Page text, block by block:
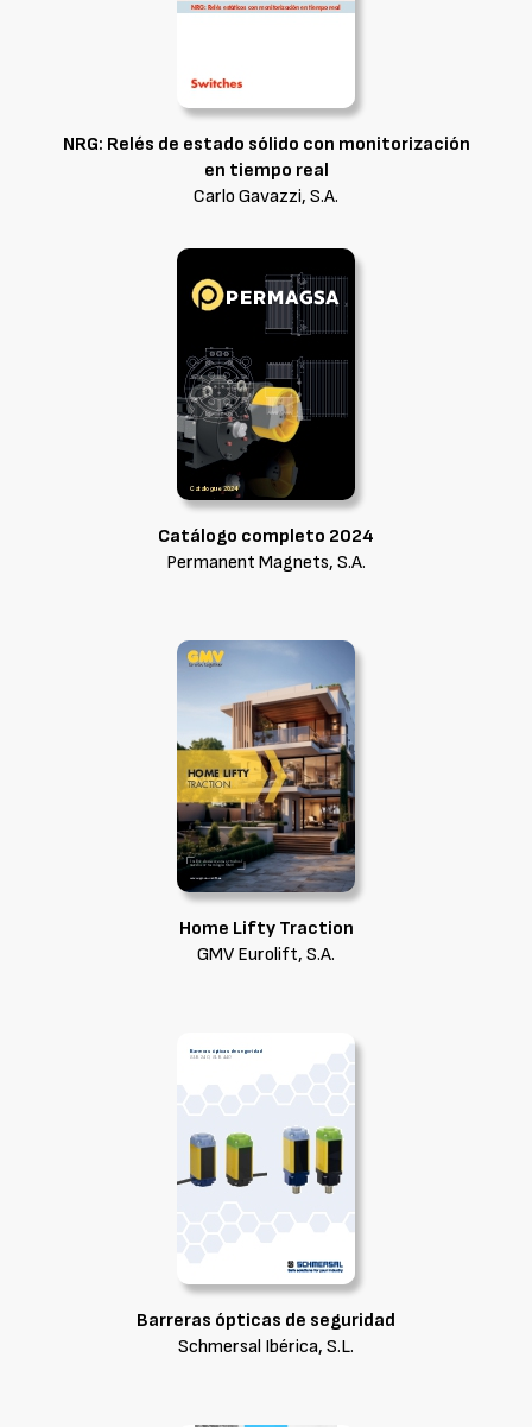
NRG: Relés de estado sólido con monitorización
en tiempo real
Carlo Gavazzi, S.A.
Catálogo completo 2024
Permanent Magnets, S.A.
Home Lifty Traction
GMV Eurolift, S.A.
Barreras ópticas de seguridad
Schmersal Ibérica, S.L.